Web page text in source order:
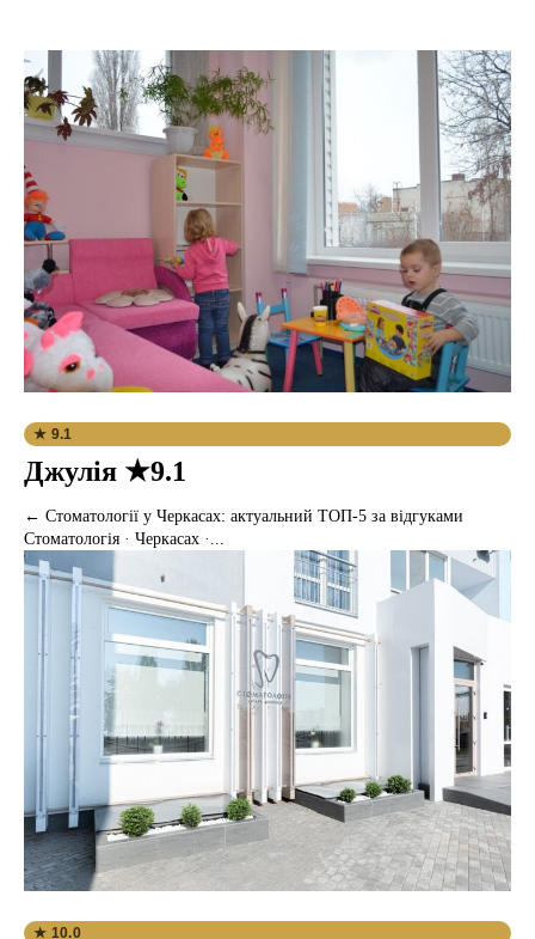
★ 9.1
Джулія ★9.1
← Стоматології у Черкасах: актуальний ТОП-5 за відгуками
Стоматологія · Черкасах ·...
★ 10.0